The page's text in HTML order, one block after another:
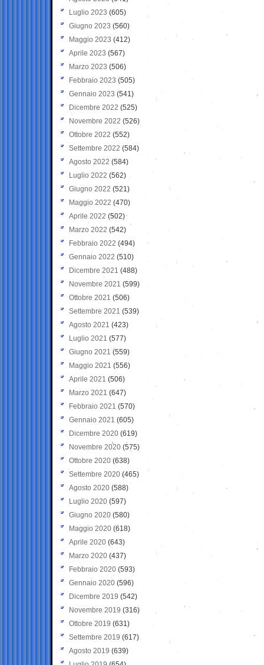
Luglio 2023 (605)
Giugno 2023 (560)
Maggio 2023 (412)
Aprile 2023 (567)
Marzo 2023 (506)
Febbraio 2023 (505)
Gennaio 2023 (541)
Dicembre 2022 (525)
Novembre 2022 (526)
Ottobre 2022 (552)
Settembre 2022 (584)
Agosto 2022 (584)
Luglio 2022 (562)
Giugno 2022 (521)
Maggio 2022 (470)
Aprile 2022 (502)
Marzo 2022 (542)
Febbraio 2022 (494)
Gennaio 2022 (510)
Dicembre 2021 (488)
Novembre 2021 (599)
Ottobre 2021 (506)
Settembre 2021 (539)
Agosto 2021 (423)
Luglio 2021 (577)
Giugno 2021(559)
Maggio 2021 (556)
Aprile 2021 (506)
Marzo 2021 (647)
Febbraio 2021 (570)
Gennaio 2021 (605)
Dicembre 2020 (619)
Novembre 2020 (575)
Ottobre 2020 (638)
Settembre 2020(465)
Agosto 2020 (588)
Luglio 2020 (597)
Giugno 2020 (580)
Maggio 2020 (618)
Aprile 2020 (643)
Marzo 2020 (437)
Febbraio 2020 (593)
Gennaio 2020 (596)
Dicembre 2019 (542)
Novembre 2019 (316)
Ottobre 2019 (631)
Settembre 2019 (617)
Agosto 2019 (639)